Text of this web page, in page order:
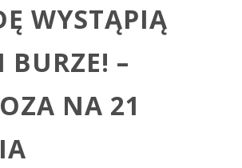
WYSTĄPIĄ
BURZE! –
NA 21